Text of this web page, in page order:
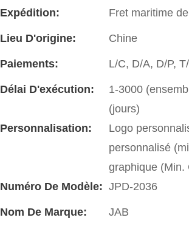
Expédition: Fret maritime
Lieu D'origine: Chine
Paiements: L/C, D/A, D/P,
Délai D'exécution:
1-3000
(jours)
Personnalisation:
Logo
personnalisé
graphique (Min.
Numéro De Modèle: JPD-2036
Nom De Marque: JAB